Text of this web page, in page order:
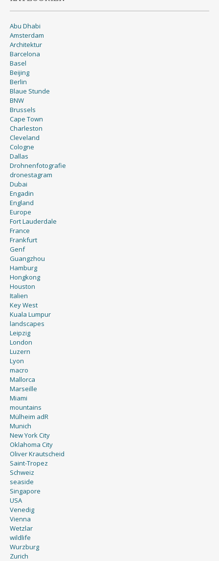
Abu Dhabi
Amsterdam
Architektur
Barcelona
Basel
Beijing
Berlin
Blaue Stunde
BNW
Brussels
Cape Town
Charleston
Cleveland
Cologne
Dallas
Drohnenfotografie
dronestagram
Dubai
Engadin
England
Europe
Fort Lauderdale
France
Frankfurt
Genf
Guangzhou
Hamburg
Hongkong
Houston
Italien
Key West
Kuala Lumpur
landscapes
Leipzig
London
Luzern
Lyon
macro
Mallorca
Marseille
Miami
mountains
Mülheim adR
Munich
New York City
Oklahoma City
Oliver Krautscheid
Saint-Tropez
Schweiz
seaside
Singapore
USA
Venedig
Vienna
Wetzlar
wildlife
Wurzburg
Zurich